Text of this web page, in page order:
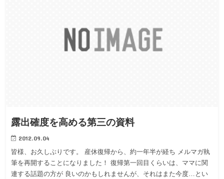
露出確度を高める第三の資料
2012.09.04
皆様、お久しぶりです。 産休復帰から、約一年半が経ち メルマガ執
筆を再開することになりました！ 復帰第一回目くらいは、ママに関
連する話題の方が 良いのかもしれませんが、それはまた今度…とい